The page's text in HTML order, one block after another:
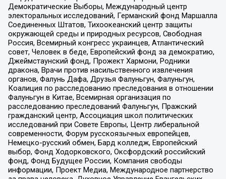
Демократические Выборы, Международный центр
электоральных исследований, Германский фонд Маршалла
Соединенных Штатов, Тихоокеанский центр защиты
окружающей среды и природных ресурсов, Свободная
Россия, Всемирный конгресс украинцев, Атлантический
совет, Человек в беде, Европейский фонд за демократию,
Джеймстаунский фонд, Прожект Хармони, Родники
дракона, Врачи против насильственного извлечения
органов, Фалунь Дафа, Друзья Фалуньгун, Фалуньгун,
Коалиция по расследованию преследования в отношении
Фалуньгун в Китае, Всемирная организация по
расследованию преследований Фалуньгун, Пражский
гражданский центр, Ассоциация школ политических
исследований при Совете Европы, Центр либеральной
современности, Форум русскоязычных европейцев,
Немецко-русский обмен, Бард колледж, Европейский
выбор, Фонд Ходорковского, Оксфордский российский
фонд, Фонд Будущее России, Компания свободы
информации, Проект Медиа, Международное партнерство